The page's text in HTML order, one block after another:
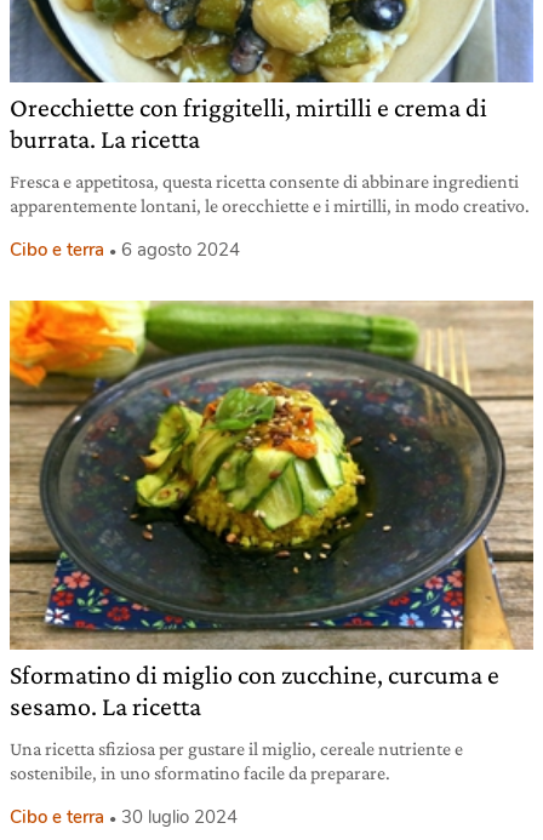
Orecchiette con friggitelli, mirtilli e crema di
burrata. La ricetta
Fresca e appetitosa, questa ricetta consente di abbinare ingredienti
apparentemente lontani, le orecchiette e i mirtilli, in modo creativo.
Cibo e terra 6 agosto 2024
Sformatino di miglio con zucchine, curcuma e
sesamo. La ricetta
Una ricetta sfiziosa per gustare il miglio, cereale nutriente e
sostenibile, in uno sformatino facile da preparare.
Cibo e terra 30 luglio 2024